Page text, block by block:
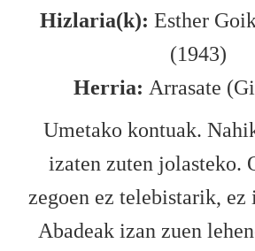
Hizlaria(k): Esther
(1943)
Herria: Arrasate
Umetako kontuak.
izaten zuten jolasteko.
zegoen ez telebistarik,
Abadeak izan zuen